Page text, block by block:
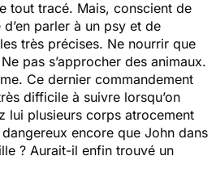
tout tracé. Mais, conscient de
parler à un psy et de
très précises. Ne nourrir que
pas s’approcher des animaux.
Ce dernier commandement
difficile à suivre lorsqu’on
lui plusieurs corps atrocement
encore que John dans
? Aurait-il enfin trouvé un